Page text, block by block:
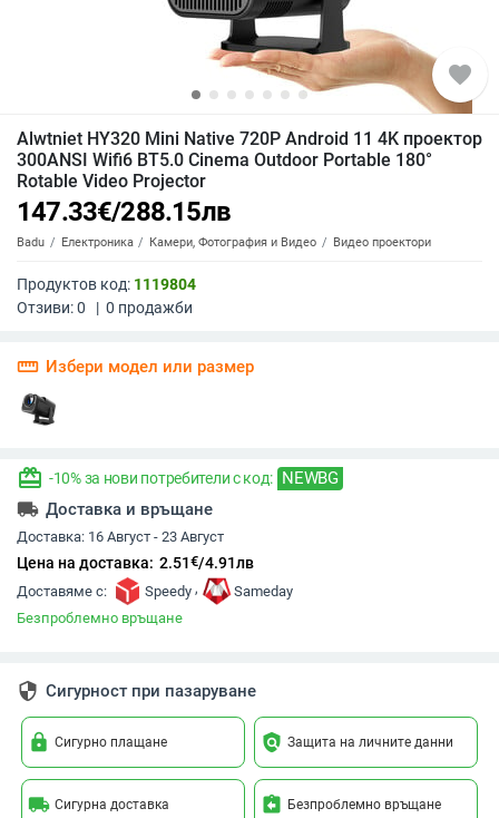
favorite
Alwtniet HY320 Mini Native 720P Android 11 4K проектор
300ANSI Wifi6 BT5.0 Cinema Outdoor Portable 180°
Rotable Video Projector
147.33€/288.15лв
Badu Електроника Камери, Фотография и Видео Видео проектори
Продуктов код: 1119804
Отзиви:0 | 0 продажби
straighten Избери модел или размер
redeem -10% за нови потребители с код: NEWBG
local_shipping Доставка и връщане
Доставка: 16 Август - 23 Август
Цена на доставка: 2.51€/4.91лв
Доставяме с: Speedy ,
Sameday
Безпроблемно връщане
security Сигурност при пазаруване
lock Сигурно плащане policy Защита на личните данни
local_shipping Сигурна доставка assignment_return Безпроблемно връщане